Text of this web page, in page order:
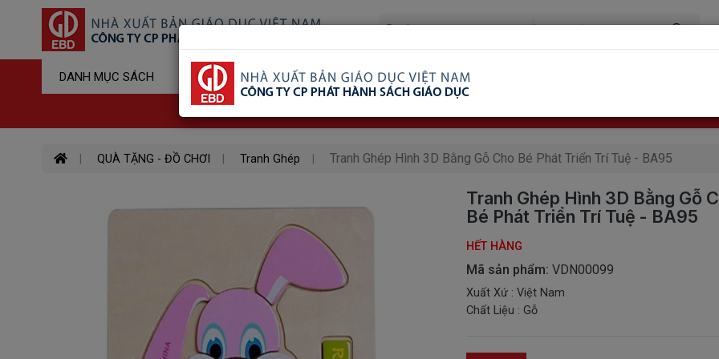
DANH MỤC SÁCH Sản Phẩm Đã Xem Ship COD Trên Toàn Quốc
QUÀ TẶNG - ĐỒ CHƠI Tranh Ghép Tranh Ghép Hình 3D Bằng Gỗ Cho Bé Phát Triển Trí Tuệ - BA95
Tranh Ghép Hình 3D Bằng Gỗ
Bé Phát Triển Trí Tuệ - BA95
HẾT HÀNG
Mã sản phẩm: VDN00099
Xuất Xứ : Việt Nam
Chất Liệu : Gỗ